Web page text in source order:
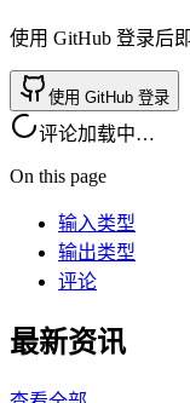
使用 GitHub 登录后
使用 GitHub 登录
评论加载中…
On this page
输入类型
输出类型
评论
最新资讯